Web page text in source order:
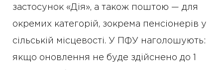
застосунок «Дія», а також поштою — для
окремих категорій, зокрема пенсіонерів у
сільській місцевості. У ПФУ наголошують:
якщо оновлення не буде здійснено до 1